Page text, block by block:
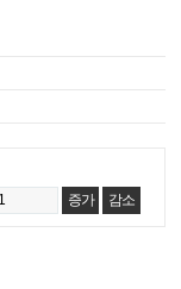
증가
감소